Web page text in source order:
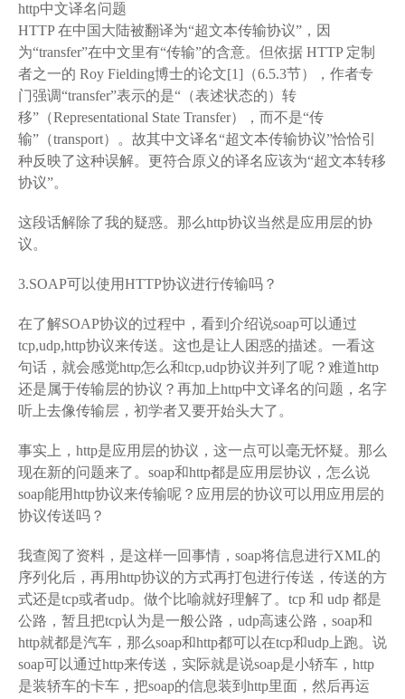
http中文译名问题
HTTP 在中国大陆被翻译为“超文本传输协议”，因
为“transfer”在中文里有“传输”的含意。但依据 HTTP 定制
者之一的 Roy Fielding博士的论文[1]（6.5.3节），作者专
门强调“transfer”表示的是“（表述状态的）转
移”（Representational State Transfer），而不是“传
输”（transport）。故其中文译名“超文本传输协议”恰恰引
种反映了这种误解。更符合原义的译名应该为“超文本转移
协议”。
这段话解除了我的疑惑。那么http协议当然是应用层的协
议。
3.SOAP可以使用HTTP协议进行传输吗？
在了解SOAP协议的过程中，看到介绍说soap可以通过
tcp,udp,http协议来传送。这也是让人困惑的描述。一看这
句话，就会感觉http怎么和tcp,udp协议并列了呢？难道http
还是属于传输层的协议？再加上http中文译名的问题，名字
听上去像传输层，初学者又要开始头大了。
事实上，http是应用层的协议，这一点可以毫无怀疑。那么
现在新的问题来了。soap和http都是应用层协议，怎么说
soap能用http协议来传输呢？应用层的协议可以用应用层的
协议传送吗？
我查阅了资料，是这样一回事情，soap将信息进行XML的
序列化后，再用http协议的方式再打包进行传送，传送的方
式还是tcp或者udp。做个比喻就好理解了。tcp 和 udp 都是
公路，暂且把tcp认为是一般公路，udp高速公路，soap和
http就都是汽车，那么soap和http都可以在tcp和udp上跑。说
soap可以通过http来传送，实际就是说soap是小轿车，http
是装轿车的卡车，把soap的信息装到http里面，然后再运